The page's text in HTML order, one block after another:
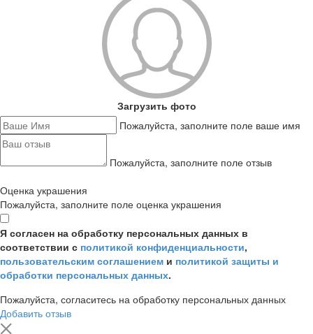
Загрузить фото
Пожалуйста, заполните поле ваше имя
Пожалуйста, заполните поле отзыв
Оценка украшения
Пожалуйста, заполните поле оценка украшения
Я согласен на обработку персональных данных в
соответствии с политикой конфиденциальности,
пользовательским соглашением и политикой защиты и
обработки персональных данных.
Пожалуйста, согласитесь на обработку персональных данных
Добавить отзыв